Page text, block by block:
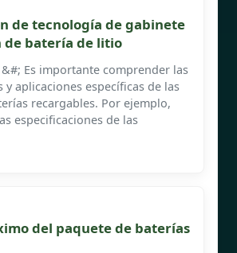
de tecnología de gabinete
de batería de litio
&#; Es importante comprender las
y aplicaciones específicas de las
recargables. Por ejemplo,
especificaciones de las
del paquete de baterías